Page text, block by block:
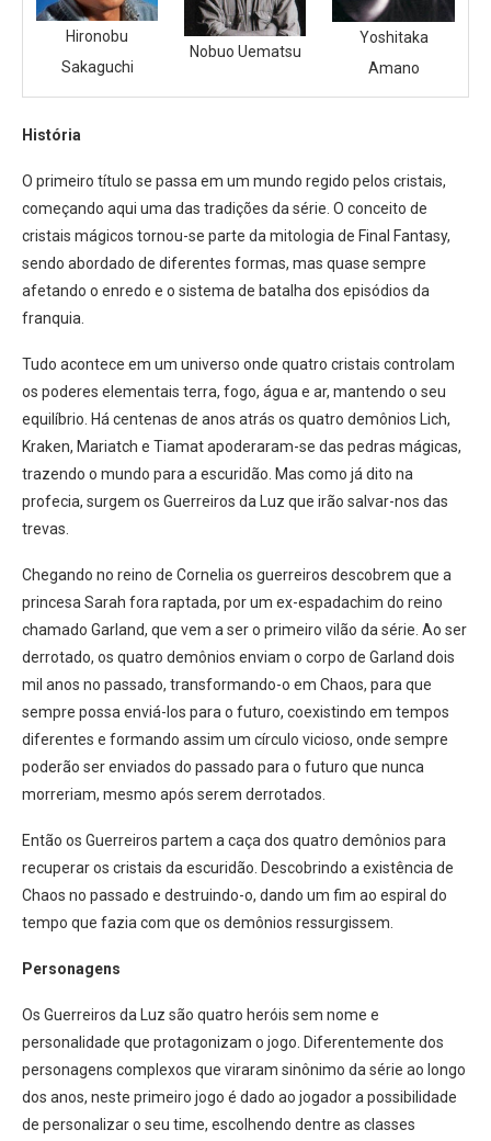
Hironobu
Sakaguchi
Nobuo Uematsu
Yoshitaka
Amano
História
O primeiro título se passa em um mundo regido pelos cristais,
começando aqui uma das tradições da série. O conceito de
cristais mágicos tornou-se parte da mitologia de Final Fantasy,
sendo abordado de diferentes formas, mas quase sempre
afetando o enredo e o sistema de batalha dos episódios da
franquia.
Tudo acontece em um universo onde quatro cristais controlam
os poderes elementais terra, fogo, água e ar, mantendo o seu
equilíbrio. Há centenas de anos atrás os quatro demônios Lich,
Kraken, Mariatch e Tiamat apoderaram-se das pedras mágicas,
trazendo o mundo para a escuridão. Mas como já dito na
profecia, surgem os Guerreiros da Luz que irão salvar-nos das
trevas.
Chegando no reino de Cornelia os guerreiros descobrem que a
princesa Sarah fora raptada, por um ex-espadachim do reino
chamado Garland, que vem a ser o primeiro vilão da série. Ao ser
derrotado, os quatro demônios enviam o corpo de Garland dois
mil anos no passado, transformando-o em Chaos, para que
sempre possa enviá-los para o futuro, coexistindo em tempos
diferentes e formando assim um círculo vicioso, onde sempre
poderão ser enviados do passado para o futuro que nunca
morreriam, mesmo após serem derrotados.
Então os Guerreiros partem a caça dos quatro demônios para
recuperar os cristais da escuridão. Descobrindo a existência de
Chaos no passado e destruindo-o, dando um fim ao espiral do
tempo que fazia com que os demônios ressurgissem.
Personagens
Os Guerreiros da Luz são quatro heróis sem nome e
personalidade que protagonizam o jogo. Diferentemente dos
personagens complexos que viraram sinônimo da série ao longo
dos anos, neste primeiro jogo é dado ao jogador a possibilidade
de personalizar o seu time, escolhendo dentre as classes